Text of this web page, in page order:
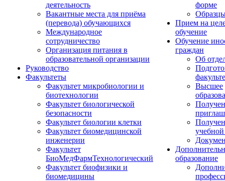
деятельность
Вакантные места для приёма
(перевода) обучающихся
Международное
сотрудничество
Организация питания в
образовательной организации
Руководство
Факультеты
Факультет микробиологии и
биотехнологии
Факультет биологической
безопасности
Факультет биологии клетки
Факультет биомедицинской
инженерии
Факультет
БиоМедФармТехнологический
Факультет биофизики и
биомедицины
форме
Прием на
обучение
Обучение
граждан
Об
Высшее
образование